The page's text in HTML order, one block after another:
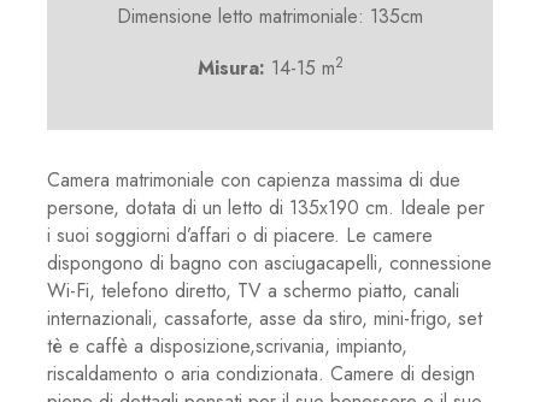
Dimensione letto matrimoniale: 135cm
Misura: 14-15 m2
Camera matrimoniale con capienza massima di due
persone, dotata di un letto di 135x190 cm. Ideale per
i suoi soggiorni d’affari o di piacere. Le camere
dispongono di bagno con asciugacapelli, connessione
Wi-Fi, telefono diretto, TV a schermo piatto, canali
internazionali, cassaforte, asse da stiro, mini-frigo, set
tè e caffè a disposizione,scrivania, impianto,
riscaldamento o aria condizionata. Camere di design